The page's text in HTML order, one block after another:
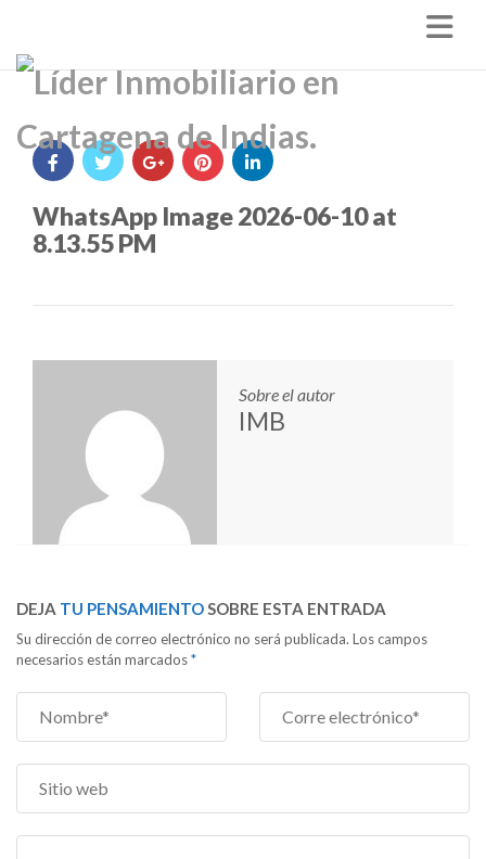
WhatsApp Image 2026-06-10 at
8.13.55 PM
Sobre el autor
IMB
DEJA TU PENSAMIENTOSOBRE ESTA ENTRADA
Su dirección de correo electrónico no será publicada. Los campos
necesarios están marcados*